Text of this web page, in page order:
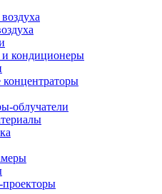
кондиционеры
облучатели